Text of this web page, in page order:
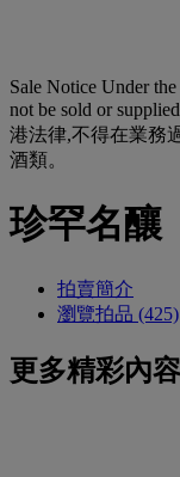
Sale Notice Under
not be sold or
港法律,不得在業務
酒類。
珍罕名釀
拍賣簡介
瀏覽拍品 (425)
更多精彩內容